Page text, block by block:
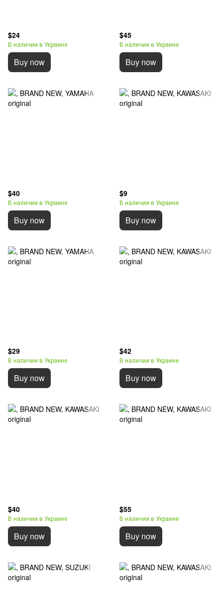
$24
В наличии в Украине
Buy now
$45
В наличии в Украине
Buy now
$40
В наличии в Украине
Buy now
$9
В наличии в Украине
Buy now
$29
В наличии в Украине
Buy now
$42
В наличии в Украине
Buy now
$40
В наличии в Украине
Buy now
$55
В наличии в Украине
Buy now